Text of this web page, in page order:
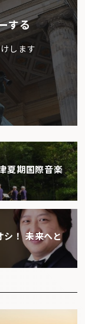
する
します
夏期国際音楽
シ！ 未来へと